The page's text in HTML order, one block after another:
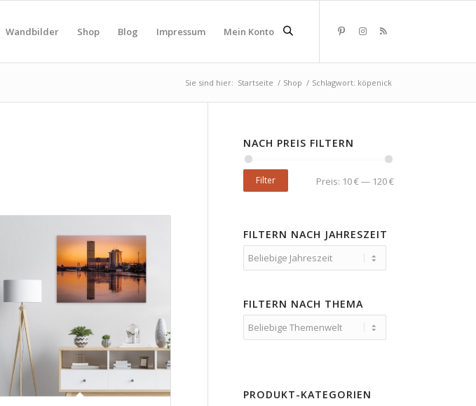
Wandbilder Shop Blog Impressum Mein Konto
Sie sind hier: Startseite / Shop / Schlagwort: köpenick
NACH PREIS FILTERN
Filter Preis: 10 €— 120 €
FILTERN NACH JAHRESZEIT
FILTERN NACH THEMA
PRODUKT-KATEGORIEN